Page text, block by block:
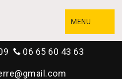
MENU
06 65 60 43 63